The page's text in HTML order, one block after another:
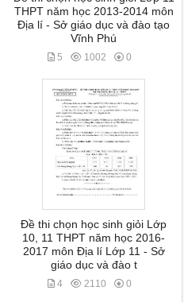
THPT năm học 2013-2014 môn
Địa lí - Sở giáo dục và đào tạo
Vĩnh Phú
5 1002 0
Đề thi chọn học sinh giỏi Lớp
10, 11 THPT năm học 2016-
2017 môn Địa lí Lớp 11 - Sở
giáo dục và đào t
4 2110 0